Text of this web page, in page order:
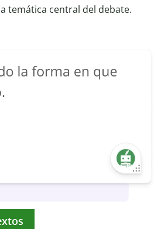
temática central del debate.